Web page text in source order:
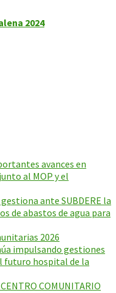
2024
avances en
al MOP y el
ante SUBDERE la
de abastos de agua para
2026
impulsando gestiones
futuro hospital de la
COMUNITARIO